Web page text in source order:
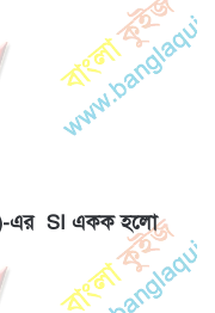
)-এর SI একক হলো